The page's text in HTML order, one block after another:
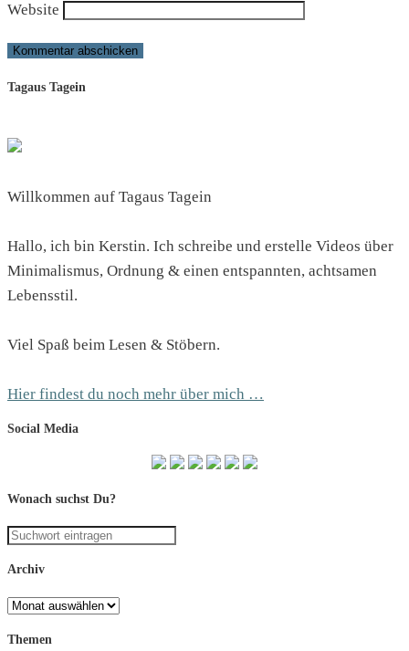
Website
Tagaus Tagein
Willkommen auf Tagaus Tagein
Hallo, ich bin Kerstin. Ich schreibe und erstelle Videos über
Minimalismus, Ordnung & einen entspannten, achtsamen
Lebensstil.
Viel Spaß beim Lesen & Stöbern.
Hier findest du noch mehr über mich …
Social Media
Wonach suchst Du?
Archiv
Archiv
Themen